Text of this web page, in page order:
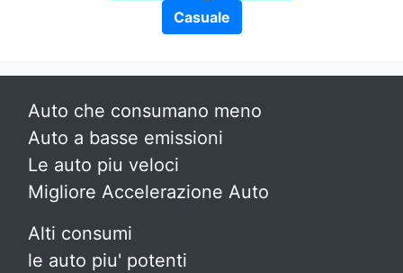
Casuale
Auto che consumano meno
Auto a basse emissioni
Le auto piu veloci
Migliore Accelerazione Auto
Alti consumi
le auto piu' potenti